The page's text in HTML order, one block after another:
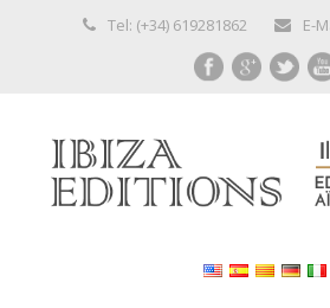
Tel: (+34) 619281862 E-